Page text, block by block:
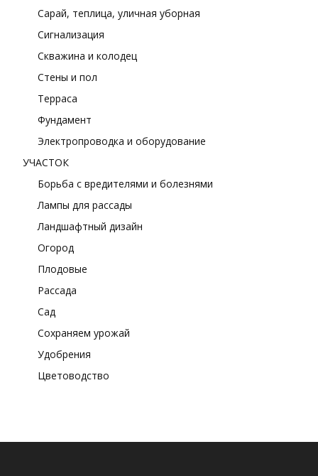
Сарай, теплица, уличная уборная
Сигнализация
Скважина и колодец
Стены и пол
Терраса
Фундамент
Электропроводка и оборудование
УЧАСТОК
Борьба с вредителями и болезнями
Лампы для рассады
Ландшафтный дизайн
Огород
Плодовые
Рассада
Сад
Сохраняем урожай
Удобрения
Цветоводство